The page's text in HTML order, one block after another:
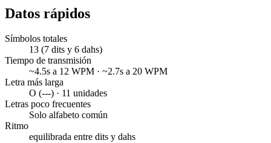
Datos rápidos
Símbolos totales
13 (7 dits y 6 dahs)
Tiempo de transmisión
~4.5s a 12 WPM · ~2.7s a 20 WPM
Letra más larga
O (---) · 11 unidades
Letras poco frecuentes
Solo alfabeto común
Ritmo
equilibrada entre dits y dahs